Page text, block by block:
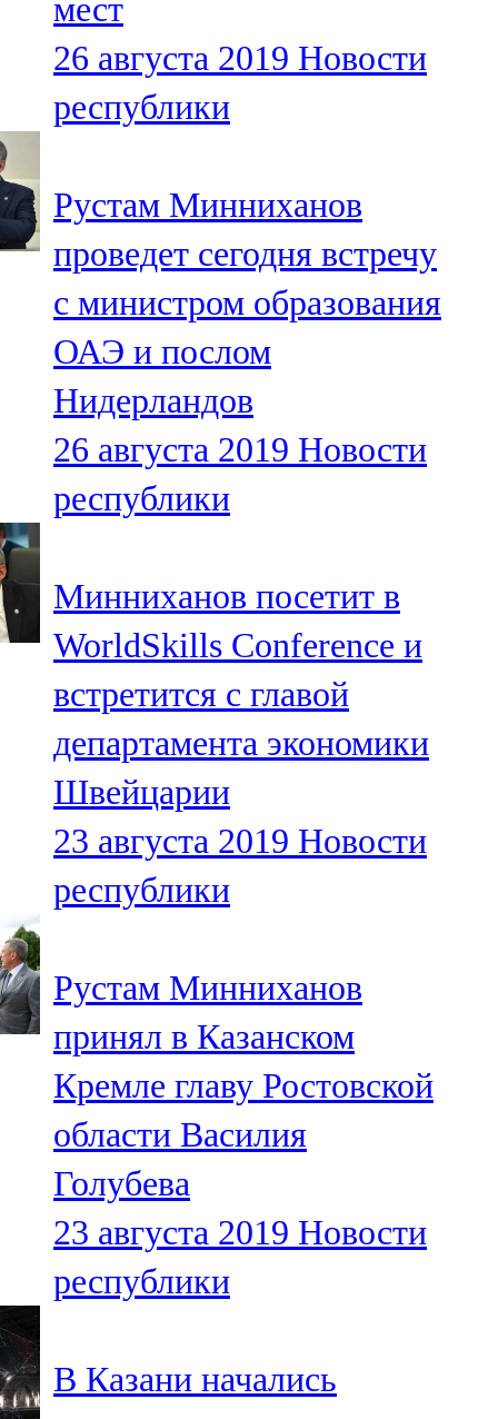
Минзәлә
107,3 FM
Мөслим
Нурлат
104,7 FM
Олы Әтнә
71,42 FM
Сарман
107,8 FM
Теләче
Түбән Кама
102,6 FM
Чирмешән
107,7 FM
Чистай
103,0 FM
Чүпрәле
Шәмәрдән
102,3 FM
Яңа чишмә
107,0 FM
Яр Чаллы
105,5 FM
мест
26 августа 2019 Новости
республики
Рустам Минниханов
проведет сегодня встречу
с министром образования
ОАЭ и послом
Нидерландов
26 августа 2019 Новости
республики
Минниханов посетит в
WorldSkills Conference и
встретится с главой
департамента экономики
Швейцарии
23 августа 2019 Новости
республики
Рустам Минниханов
принял в Казанском
Кремле главу Ростовской
области Василия
Голубева
23 августа 2019 Новости
республики
В Казани начались